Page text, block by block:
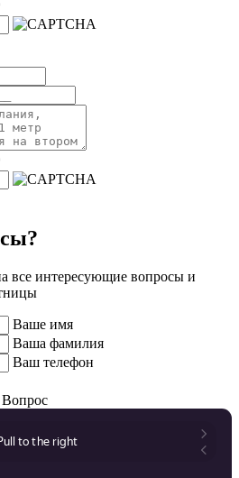
все интересующие вопросы и
Ваше имя
Ваша фамилия
Ваш телефон
Вопрос